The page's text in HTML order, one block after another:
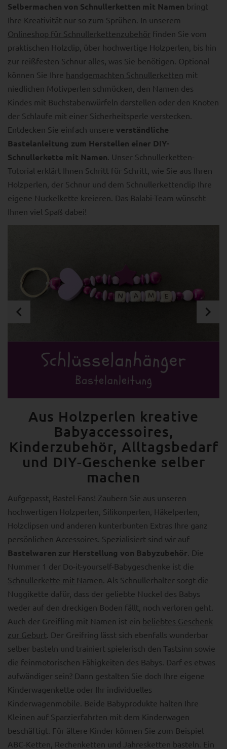
Selbermachen von Schnullerketten mit Namen bringt
Ihre Kreativität nur so zum Sprühen. In unserem
Onlineshop für Schnullerkettenzubehör finden Sie vom
praktischen Holzclip, über hochwertige Holzperlen, bis hin
zur reißfesten Schnur alles, was Sie benötigen. Optional
können Sie Ihre handgemachten Schnullerketten mit
niedlichen Motivperlen schmücken, den Namen des
Kindes mit Buchstabenwürfeln darstellen oder den Knoten
der Schlaufe mit einer Sicherheitsperle verstecken.
Entdecken Sie einfach unsere verständliche
Bastelanleitung zum Herstellen einer DIY-
Schnullerkette mit Namen . Unser Schnullerketten-
Tutorial erklärt Ihnen Schritt für Schritt, wie Sie aus Ihren
Holzperlen, der Schnur und dem Schnullerkettenclip Ihre
eigene Nuckelkette kreieren. Das Balabi-Team wünscht
Ihnen viel Spaß dabei!
Aus Holzperlen kreative
Babyaccessoires,
Kinderzubehör, Alltagsbedarf
und DIY-Geschenke selber
machen
Aufgepasst, Bastel-Fans! Zaubern Sie aus unseren
hochwertigen Holzperlen, Silikonperlen, Häkelperlen,
Holzclipsen und anderen kunterbunten Extras Ihre ganz
persönlichen Accessoires. Spezialisiert sind wir auf
Bastelwaren zur Herstellung von Babyzubehör. Die
Nummer 1 der Do-it-yourself-Babygeschenke ist die
Schnullerkette mit Namen. Als Schnullerhalter sorgt die
Nuggikette dafür, dass der geliebte Nuckel des Babys
weder auf den dreckigen Boden fällt, noch verloren geht.
Auch der Greifling mit Namen ist ein beliebtes Geschenk
zur Geburt. Der Greifring lässt sich ebenfalls wunderbar
selber basteln und trainiert spielerisch den Tastsinn sowie
die feinmotorischen Fähigkeiten des Babys. Darf es etwas
aufwändiger sein? Dann gestalten Sie doch Ihre eigene
Kinderwagenkette oder Ihr individuelles
Kinderwagenmobile. Beide Babyprodukte halten Ihre
Kleinen auf Sparzierfahrten mit dem Kinderwagen
beschäftigt. Für ältere Kinder können Sie zum Beispiel
ABC-Ketten, Rechenketten und Jahresketten basteln. Ein